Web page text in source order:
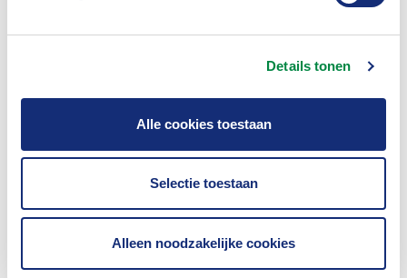
Details tonen
Alle cookies toestaan
Selectie toestaan
Alleen noodzakelijke cookies
Zie mij als een wandelend woordenboek die
complexe zaken begrijpelijk maakt, de angst
wegneemt én mensen wegwijs maakt in de
financiële huishouding van een verzekeraar.”
“Verhelderend om even uit mijn comfortzone te
stappen.
Ik heb veel geleerd over een geheel andere tak van
sport om